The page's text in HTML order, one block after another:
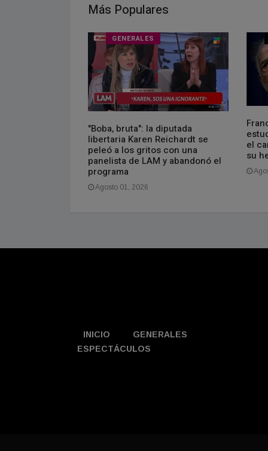
Más Populares
GENERALES
"Boba, bruta": la diputada
libertaria Karen Reichardt se
peleó a los gritos con una
panelista de LAM y abandonó el
programa
Agosto 01, 2026
el
su
INICIO
GENERALES
ESPECTÁCULOS